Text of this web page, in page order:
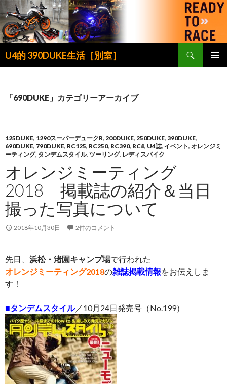
U4的 390DUKE生活［別室］
索
ン
キ
ッ
「690DUKE」カテゴリーアーカイブ
125DUKE, 1290スーパーデュークR, 200DUKE, 250DUKE, 390DUKE,
690DUKE, 790DUKE, RC125, RC250, RC390, RC8, U4誌, イベント, オレンジミ
ーティング, タンデムスタイル, ツーリング, レディスバイク
オレンジミーティング
2018 掲載誌の紹介＆当日
撮った写真について
2018年10月30日 2件のコメント
先日、 浜松・渚園キャンプ場で行われた
オレンジミーティング2018の雑誌掲載情報をお伝えしま
す！
■タンデムスタイル／10月24日発売号（No.199）